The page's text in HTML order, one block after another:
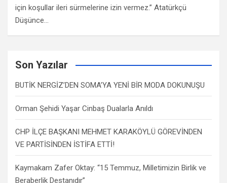
için koşullar ileri sürmelerine izin vermez.” Atatürkçü
Düşünce…
Son Yazılar
BUTİK NERGİZ’DEN SOMA’YA YENİ BİR MODA DOKUNUŞU
Orman Şehidi Yaşar Cinbaş Dualarla Anıldı
CHP İLÇE BAŞKANI MEHMET KARAKÖYLÜ GÖREVİNDEN
VE PARTİSİNDEN İSTİFA ETTİ!
Kaymakam Zafer Oktay: “15 Temmuz, Milletimizin Birlik ve
Beraberlik Destanıdır”